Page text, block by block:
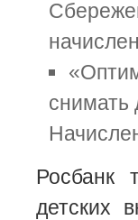
снимать
Росбанк
детских